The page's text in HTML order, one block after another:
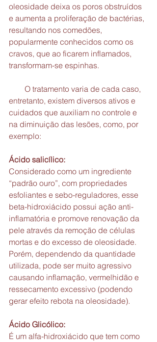
oleosidade deixa os poros obstruídos
e aumenta a proliferação de bactérias,
resultando nos comedões,
popularmente conhecidos como os
cravos, que ao ficarem inflamados,
transformam-se espinhas.
entretanto, existem diversos ativos e
cuidados que auxiliam no controle e
na diminuição das lesões, como, por
exemplo:
Ácido salicílico:
Considerado como um ingrediente
“padrão ouro”, com propriedades
esfoliantes e sebo-reguladores, esse
beta-hidroxiácido possui ação anti-
inflamatória e promove renovação da
pele através da remoção de células
mortas e do excesso de oleosidade.
Porém, dependendo da quantidade
utilizada, pode ser muito agressivo
causando inflamação, vermelhidão e
ressecamento excessivo (podendo
gerar efeito rebota na oleosidade).
Ácido Glicólico:
É um alfa-hidroxiácido que tem como